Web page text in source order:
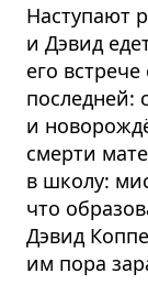
Наступают
и Дэвид
его
последней:
и
смерти
в школу:
что
Дэвид
им пора